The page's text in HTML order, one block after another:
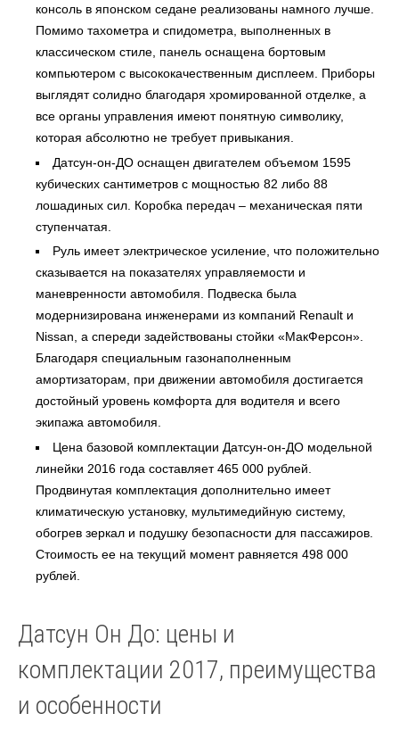
консоль в японском седане реализованы намного лучше.
Помимо тахометра и спидометра, выполненных в
классическом стиле, панель оснащена бортовым
компьютером с высококачественным дисплеем. Приборы
выглядят солидно благодаря хромированной отделке, а
все органы управления имеют понятную символику,
которая абсолютно не требует привыкания.
Датсун-он-ДО оснащен двигателем объемом 1595
кубических сантиметров с мощностью 82 либо 88
лошадиных сил. Коробка передач – механическая пяти
ступенчатая.
Руль имеет электрическое усиление, что положительно
сказывается на показателях управляемости и
маневренности автомобиля. Подвеска была
модернизирована инженерами из компаний Renault и
Nissan, а спереди задействованы стойки «МакФерсон».
Благодаря специальным газонаполненным
амортизаторам, при движении автомобиля достигается
достойный уровень комфорта для водителя и всего
экипажа автомобиля.
Цена базовой комплектации Датсун-он-ДО модельной
линейки 2016 года составляет 465 000 рублей.
Продвинутая комплектация дополнительно имеет
климатическую установку, мультимедийную систему,
обогрев зеркал и подушку безопасности для пассажиров.
Стоимость ее на текущий момент равняется 498 000
рублей.
Датсун Он До: цены и
комплектации 2017, преимущества
и особенности